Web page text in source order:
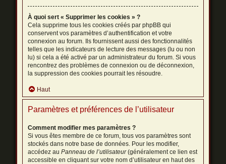
À quoi sert « Supprimer les cookies » ?
Cela supprime tous les cookies créés par phpBB qui
conservent vos paramètres d’authentification et votre
connexion au forum. Ils fournissent aussi des fonctionnalités
telles que les indicateurs de lecture des messages (lu ou non
lu) si cela a été activé par un administrateur du forum. Si vous
rencontrez des problèmes de connexion ou de déconnexion,
la suppression des cookies pourrait les résoudre.
Haut
Paramètres et préférences de l’utilisateur
Comment modifier mes paramètres ?
Si vous êtes membre de ce forum, tous vos paramètres sont
stockés dans notre base de données. Pour les modifier,
accédez auPanneau de l’utilisateur(généralement ce lien est
accessible en cliquant sur votre nom d’utilisateur en haut des